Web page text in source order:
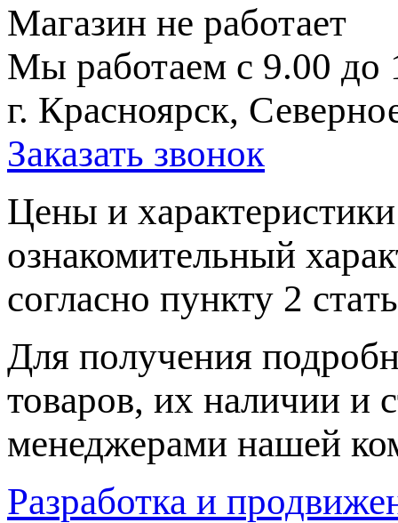
Магазин не работает
Мы работаем с 9.00 до
г. Красноярск,
Заказать звонок
Цeны и
ознакомительный
согласно пункту 2
Для пoлучения
товaров, их нaличии и
менеджерами нашей
Разработка и